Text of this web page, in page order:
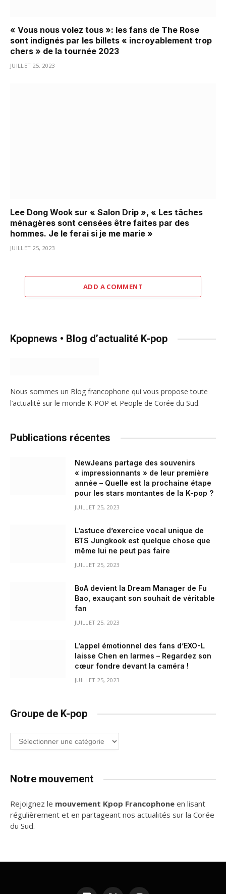
« Vous nous volez tous »: les fans de The Rose
sont indignés par les billets « incroyablement trop
chers » de la tournée 2023
JUILLET 25, 2023
Lee Dong Wook sur « Salon Drip », « Les tâches
ménagères sont censées être faites par des
hommes. Je le ferai si je me marie »
JUILLET 25, 2023
ADD A COMMENT
Kpopnews • Blog d’actualité K-pop
Nous sommes un Blog francophone qui vous propose toute
l’actualité sur le monde K-POP et People de Corée du Sud.
Publications récentes
NewJeans partage des souvenirs
« impressionnants » de leur première
année – Quelle est la prochaine étape
pour les stars montantes de la K-pop ?
JUILLET 25, 2023
L’astuce d’exercice vocal unique de
BTS Jungkook est quelque chose que
même lui ne peut pas faire
JUILLET 25, 2023
BoA devient la Dream Manager de Fu
Bao, exauçant son souhait de véritable
fan
JUILLET 25, 2023
L’appel émotionnel des fans d’EXO-L
laisse Chen en larmes – Regardez son
cœur fondre devant la caméra !
JUILLET 25, 2023
Groupe de K-pop
Groupe
de
Notre mouvement
Rejoignez le mouvement Kpop Francophone en lisant
régulièrement et en partageant nos actualités sur la Corée
du Sud.